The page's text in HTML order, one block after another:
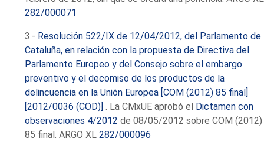
282/000071
3.- Resolución 522/IX de 12/04/2012, del Parlamento de
Cataluña, en relación con la propuesta de Directiva del
Parlamento Europeo y del Consejo sobre el embargo
preventivo y el decomiso de los productos de la
delincuencia en la Unión Europea [COM (2012) 85 final]
[2012/0036 (COD)]
. La CMxUE aprobó el Dictamen con
observaciones 4/2012 de 08/05/2012 sobre COM (2012)
85 final. ARGO XL282/000096